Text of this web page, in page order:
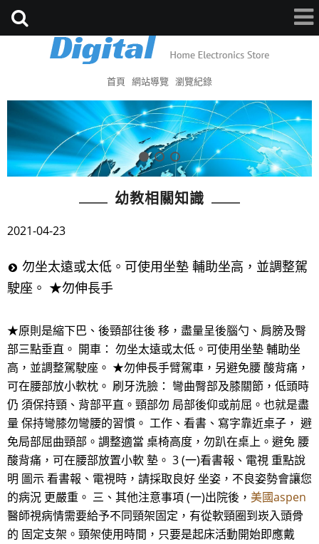
首頁 網站導覽 瀏覽紀錄
幼教相關知識
2021-04-23
勿坐太遠或太低。可使用坐墊 輔助坐高，並調整駕
駛座。 ★勿伸長手
★原則是縮下巴、後頸部往後 移，盡量呈後腦勺、肩膀及臀
部三點垂直。 開車： 勿坐太遠或太低。可使用坐墊 輔助坐
高，並調整駕駛座。 ★勿伸長手臂駕車，另避免腰 酸背痛，
可在腰部放小軟枕。 刷牙洗臉： 彎曲臀部及膝關節，低頭時
仍 須保持頸、背部平直。頸部勿 局部後仰或前屈。也就是盡
量 保持彎膝勿彎腰的習慣。 工作、看書、寫字靠近桌子， 避
免局部屈曲頸部。調整適當 桌椅高度，勿趴在桌上。避免 腰
酸背痛，可在腰部放置小軟 墊。 3 (一)看書報、電視 重點說
明 圖示 看書報、電視時，請採取良好 坐姿，不良姿勢會讓您
的病況 更嚴重。 三、其他注意事項 (一)出院後， 美國aspen
醫師視病情需要給予不同頸架固定，有從軟頸圈到崁入頭骨
的 固定支架。頸架使用時間，只要是起床活動開始即應戴